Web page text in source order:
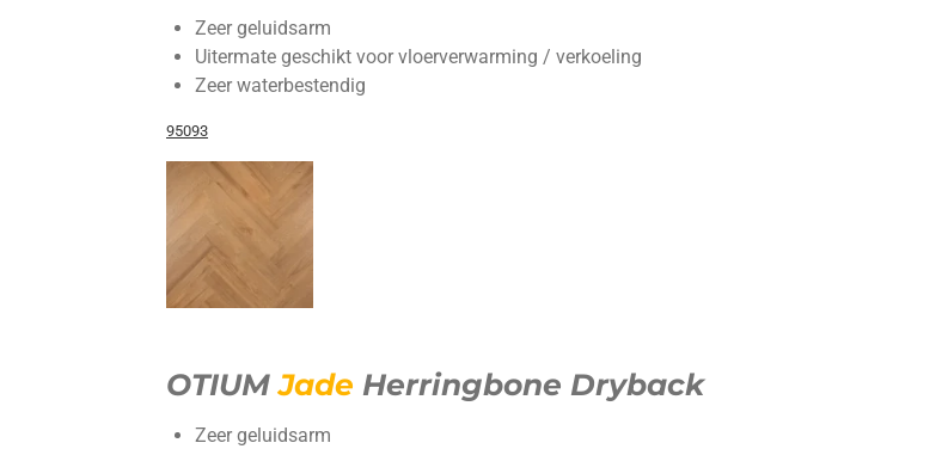
Zeer geluidsarm
Uitermate geschikt voor vloerverwarming / verkoeling
Zeer waterbestendig
95093
OTIUMJade Herringbone Dryback
Zeer geluidsarm